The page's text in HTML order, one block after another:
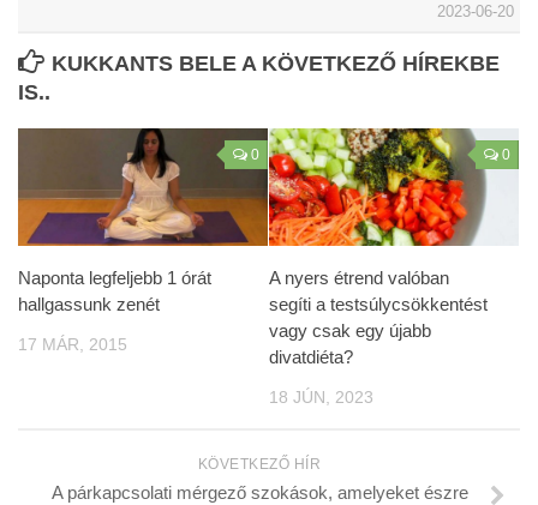
2023-06-20
KUKKANTS BELE A KÖVETKEZŐ HÍREKBE
IS..
0
Naponta legfeljebb 1 órát
hallgassunk zenét
17 MÁR, 2015
0
A nyers étrend valóban
segíti a testsúlycsökkentést
vagy csak egy újabb
divatdiéta?
18 JÚN, 2023
KÖVETKEZŐ HÍR
A párkapcsolati mérgező szokások, amelyeket észre